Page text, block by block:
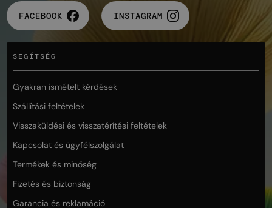
FACEBOOK INSTAGRAM
SEGÍTSÉG
Gyakran ismételt kérdések
Szállítási feltételek
Visszaküldési és visszatérítési feltételek
Kapcsolat és ügyfélszolgálat
Termékek és minőség
Fizetés és biztonság
Garancia és reklamáció